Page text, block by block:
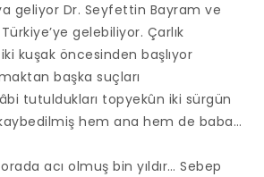
geliyor Dr. Seyfettin Bayram ve
gelebiliyor. Çarlık
iki kuşak öncesinden başlıyor
başka suçları
tutuldukları topyekûn iki sürgün
hem ana hem de baba…
acı olmuş bin yıldır… Sebep